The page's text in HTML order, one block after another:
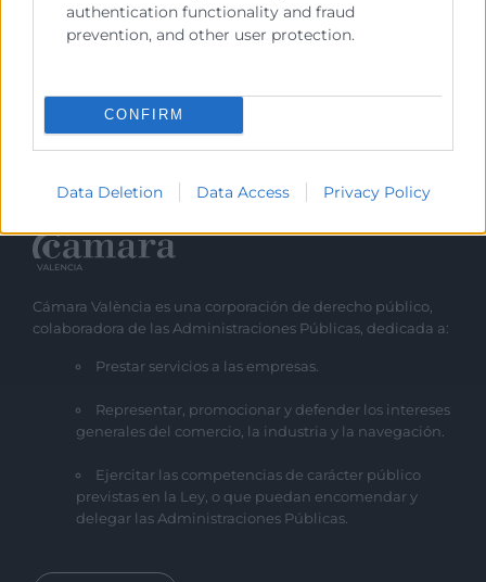
authentication functionality and fraud
prevention, and other user protection.
CONFIRM
Data Deletion Data Access Privacy Policy
Nota de prensa(Documento)
Cámara València es una corporación de derecho público,
colaboradora de las Administraciones Públicas, dedicada a:
Prestar servicios a las empresas.
Representar, promocionar y defender los intereses
generales del comercio, la industria y la navegación.
Ejercitar las competencias de carácter público
previstas en la Ley, o que puedan encomendar y
delegar las Administraciones Públicas.